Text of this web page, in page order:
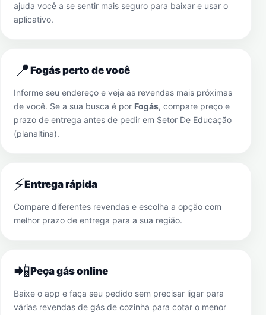
ajuda você a se sentir mais seguro para baixar e usar o
aplicativo.
📍Fogás perto de você
Informe seu endereço e veja as revendas mais próximas
de você. Se a sua busca é por Fogás, compare preço e
prazo de entrega antes de pedir em Setor De Educação
(planaltina).
⚡Entrega rápida
Compare diferentes revendas e escolha a opção com
melhor prazo de entrega para a sua região.
📲Peça gás online
Baixe o app e faça seu pedido sem precisar ligar para
várias revendas de gás de cozinha para cotar o menor